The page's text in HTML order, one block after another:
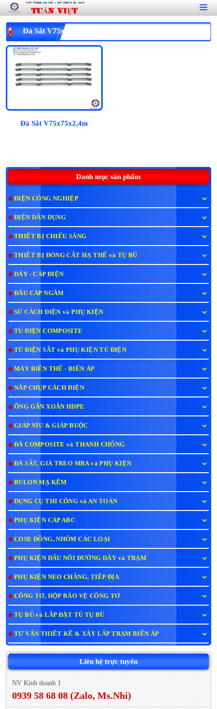
Danh mục sản phẩm
ĐIỆN CÔNG NGHIỆP
ĐIỆN DÂN DỤNG
THIẾT BỊ CHIẾU SÁNG
THIẾT BỊ ĐÓNG CẮT HẠ THẾ và TỤ BÙ
DÂY - CÁP ĐIỆN
ĐẦU CÁP NGẦM
SỨ CÁCH ĐIỆN và PHỤ KIỆN
TỦ ĐIỆN COMPOSITE
TỦ ĐIỆN SẮT và PHỤ KIỆN TỦ ĐIỆN
MÁY BIẾN THẾ - BIẾN ÁP
NẮP CHỤP CÁCH ĐIỆN
ỐNG GÂN XOẮN HDPE
GIÁP NÍU & GIÁP BUỘC
ĐÀ COMPOSITE và THANH CHỐNG
ĐÀ SẮT, GIÁ TREO MBA và PHỤ KIỆN
BULON MẠ KẼM
DỤNG CỤ THI CÔNG và AN TOÀN
PHỤ KIỆN CÁP ABC
COSE ĐỒNG, NHÔM CÁC LOẠI
PHỤ KIỆN ĐẤU NỐI ĐƯỜNG DÂY và TRẠM
PHỤ KIỆN NEO CHẰNG, TIẾP ĐỊA
CÔNG TƠ, HỘP BẢO VỆ CÔNG TƠ
TỤ BÙ và LẮP ĐẶT TỦ TỤ BÙ
TƯ VẤN THIẾT KẾ & XÂY LẮP TRẠM BIẾN ÁP
Liên hệ trực tuyến
NV Kinh doanh 1
0939 58 68 08 (Zalo, Ms.Nhi)
Đà Sắt V75x75x2,4m
Đà Sắt V75x75x2,4m